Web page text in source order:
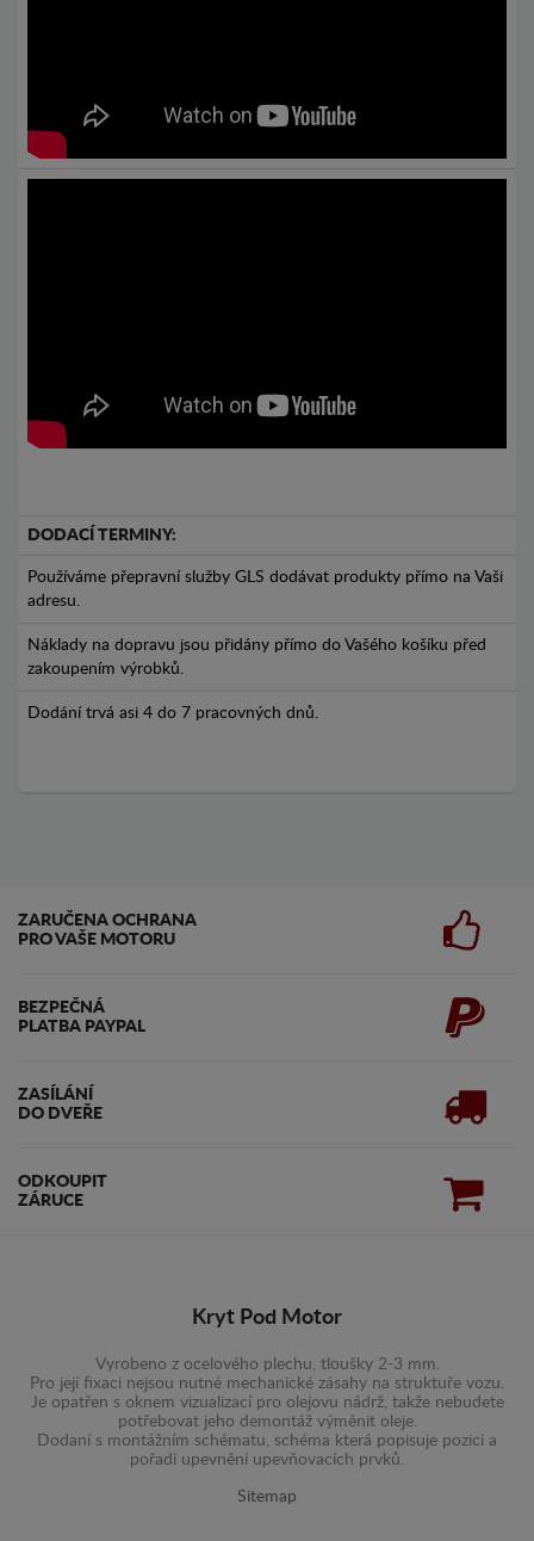
DODACÍ TERMINY:
Používáme přepravní služby GLS dodávat produkty přímo na Vaši
adresu.
Náklady na dopravu jsou přidány přímo do Vašého košíku před
zakoupením výrobků.
Dodání trvá asi 4 do 7 pracovných dnů.
ZARUČENA OCHRANA
PRO VAŠE MOTORU
BEZPEČNÁ
PLATBA PAYPAL
ZASÍLÁNÍ
DO DVEŘE
ODKOUPIT
ZÁRUCE
Kryt Pod Motor
Vyrobeno z ocelového plechu, tloušky 2-3 mm.
Pro její fixaci nejsou nutné mechanické zásahy na struktuře vozu.
Je opatřen s oknem vizualizací pro olejovu nádrž, takže nebudete
potřebovat jeho demontáž výměnit oleje.
Dodaní s montážním schématu, schéma která popisuje pozici a
pořadí upevnění upevňovacích prvků.
Sitemap